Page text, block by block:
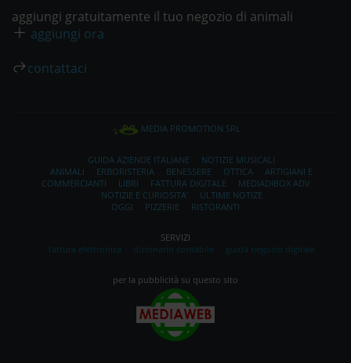
aggiungi gratuitamente il tuo negozio di animali
aggiungi ora
contattaci
MEDIA PROMOTION SRL
GUIDA AZIENDE ITALIANE
NOTIZIE MUSICALI
ANIMALI
ERBORISTERIA BENESSERE OTTICA
ARTIGIANI E
COMMERCIANTI
LIBRI FATTURA DIGITALE
MEDIADIBOX ADV
NOTIZIE E CURIOSITA'
ULTIME NOTIZE
OGGI
PIZZERIE RISTORANTI
SERVIZI
fattura elettronica
dizionario contabile guida negozio digitale
per la pubblicità su questo sito